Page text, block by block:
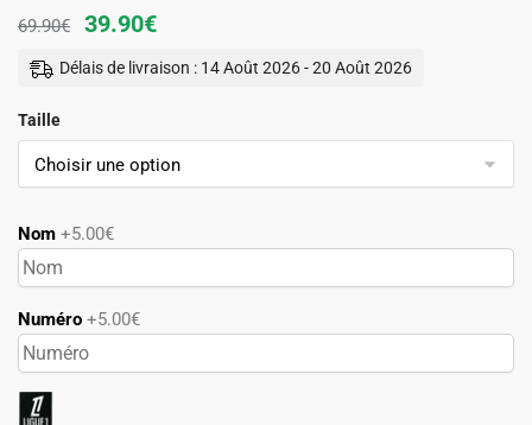
69.90€
Le
prix
69.90€.
39.90€Le
prix
39.90€.
Délais de livraison : 14 Août 2026 - 20 Août 2026
Taille
Nom +5.00€
Numéro +5.00€